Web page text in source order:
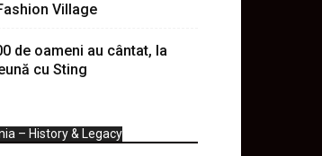
Village
de oameni au cântat, la
cu Sting
– History & Legacy